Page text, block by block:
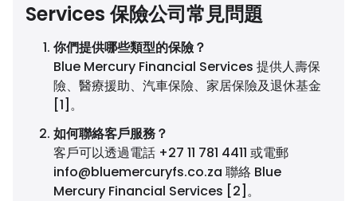
Services 保險公司常見問題
你們提供哪些類型的保險？
Blue Mercury Financial Services 提供人壽保
險、醫療援助、汽車保險、家居保險及退休基金
[1]。
如何聯絡客戶服務？
客戶可以透過電話 +27 11 781 4411 或電郵
info@bluemercuryfs.co.za 聯絡 Blue
Mercury Financial Services [2]。